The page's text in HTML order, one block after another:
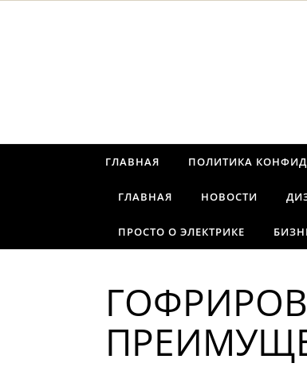
ГЛАВНАЯ ПОЛИТИКА
ГЛАВНАЯ НОВОСТИ
ПРОСТО О ЭЛЕКТРИКЕ